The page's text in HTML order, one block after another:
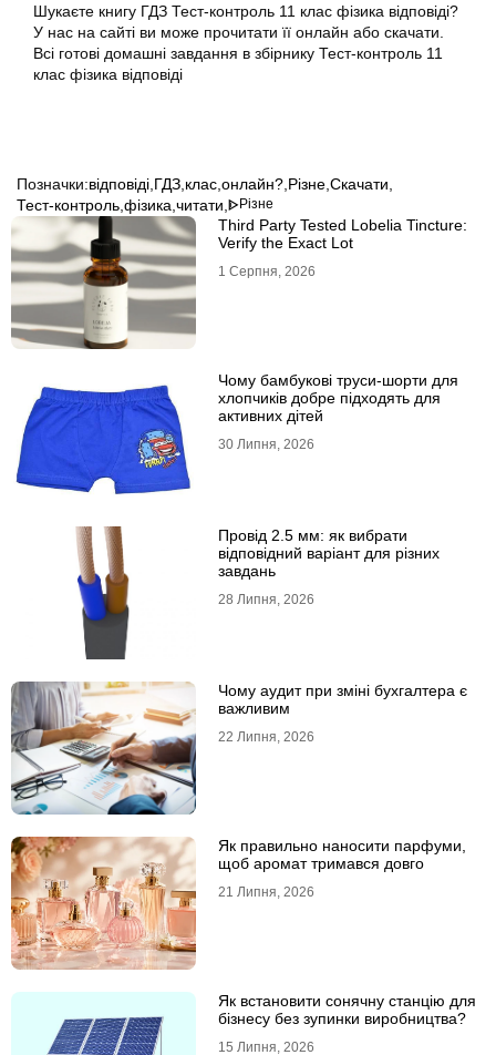
Шукаєте книгу ГДЗ Тест-контроль 11 клас фізика відповіді?
У нас на сайті ви може прочитати її онлайн або скачати.
Всі готові домашні завдання в збірнику Тест-контроль 11
клас фізика відповіді
Позначки:відповіді ГДЗ клас онлайн? Різне Скачати
Тест-контроль фізика читати ᐈРізне
Third Party Tested Lobelia Tincture:
Verify the Exact Lot
1 Серпня, 2026
Чому бамбукові труси-шорти для
хлопчиків добре підходять для
активних дітей
30 Липня, 2026
Провід 2.5 мм: як вибрати
відповідний варіант для різних
завдань
28 Липня, 2026
Чому аудит при зміні бухгалтера є
важливим
22 Липня, 2026
Як правильно наносити парфуми,
щоб аромат тримався довго
21 Липня, 2026
Як встановити сонячну станцію для
бізнесу без зупинки виробництва?
15 Липня, 2026